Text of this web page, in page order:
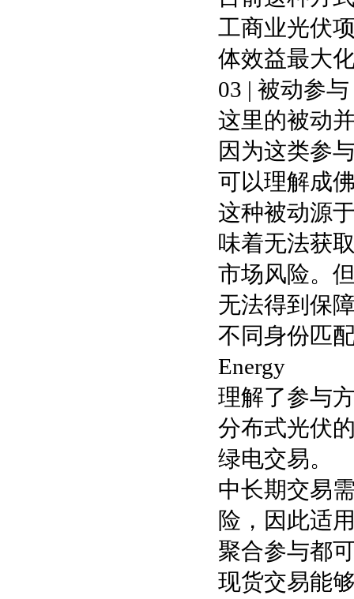
工商业光伏
体效益最大
03 | 被动参与
这里的被动
因为这类参
可以理解成
这种被动源
味着无法获
市场风险。
无法得到保
不同身份匹
Energy
理解了参与
分布式光伏
绿电交易。
中长期交易
险，因此适
聚合参与都
现货交易能